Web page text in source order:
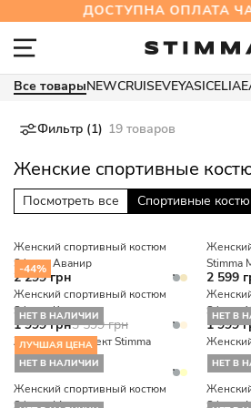
ДОСТУПНА ОПЛАТА
Все товарыNEWCRUISEVEYASICELIA
Фильтр (1) 19 товаров
Женские спортивные
Посмотреть все Спортивные
Женский спортивный костюм
Stimma Аванир
2 299 грн
Stimma
2 599
-44%
Женский спортивный костюм
Stimma Касель
1 999 грн3 599 грн
Stimma
1 999
НЕТ В НАЛИЧИИ
Женский комплект Stimma
Ксейден
НЕТ В
ЛУЧШАЯ ЦЕНА
НЕТ В НАЛИЧИИ
Женский спортивный костюм
НЕТ В